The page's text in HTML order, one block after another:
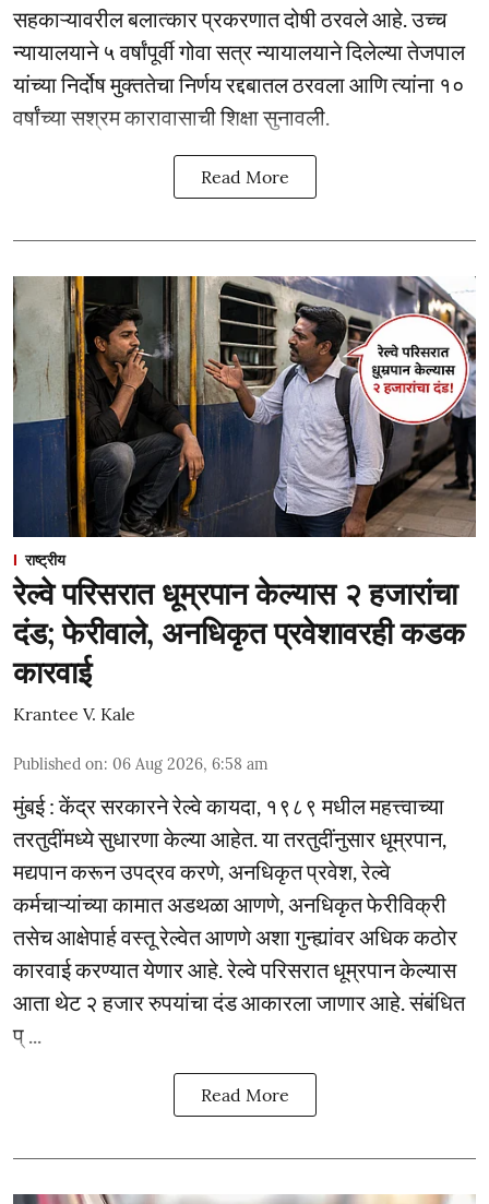
सहकाऱ्यावरील बलात्कार प्रकरणात दोषी ठरवले आहे. उच्च
न्यायालयाने ५ वर्षांपूर्वी गोवा सत्र न्यायालयाने दिलेल्या तेजपाल
यांच्या निर्दोष मुक्ततेचा निर्णय रद्दबातल ठरवला आणि त्यांना १०
वर्षांच्या सश्रम कारावासाची शिक्षा सुनावली.
Read More
राष्ट्रीय
रेल्वे परिसरात धूम्रपान केल्यास २ हजारांचा
दंड; फेरीवाले, अनधिकृत प्रवेशावरही कडक
कारवाई
Krantee V. Kale
Published on: 06 Aug 2026, 6:58 am
मुंबई : केंद्र सरकारने रेल्वे कायदा, १९८९ मधील महत्त्वाच्या
तरतुदींमध्ये सुधारणा केल्या आहेत. या तरतुदींनुसार धूम्रपान,
मद्यपान करून उपद्रव करणे, अनधिकृत प्रवेश, रेल्वे
कर्मचाऱ्यांच्या कामात अडथळा आणणे, अनधिकृत फेरीविक्री
तसेच आक्षेपार्ह वस्तू रेल्वेत आणणे अशा गुन्ह्यांवर अधिक कठोर
कारवाई करण्यात येणार आहे. रेल्वे परिसरात धूम्रपान केल्यास
आता थेट २ हजार रुपयांचा दंड आकारला जाणार आहे. संबंधित
प् ...
Read More